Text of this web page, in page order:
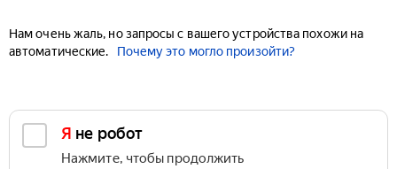
Нам очень жаль, но запросы с вашего устройства похожи на
автоматические.
Почему это могло произойти?
Я не робот
Нажмите, чтобы продолжить